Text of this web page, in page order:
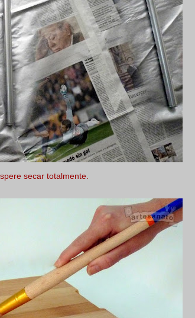
secar totalmente.